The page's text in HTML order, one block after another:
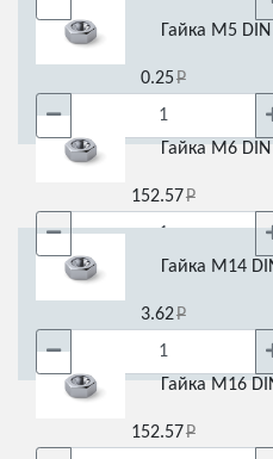
Гайка М5
0.25
Гайка М6
152.57
Гайка М14
3.62
Гайка М16
152.57